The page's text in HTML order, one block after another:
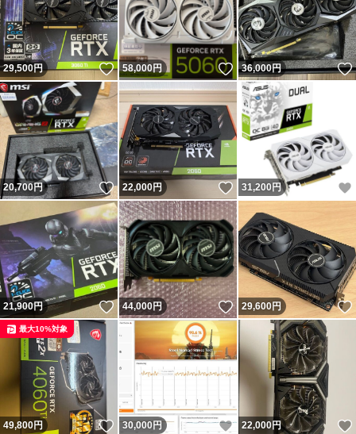
29,500円 いいね！
58,000円 いいね！
36,000円
20,700円 いいね！
22,000円 いいね！
31,200 円
21,900円 いいね！
44,000円 いいね！
29,600円
49,800円 いいね！
最大10%対象
30,000円 いいね！
22,000円